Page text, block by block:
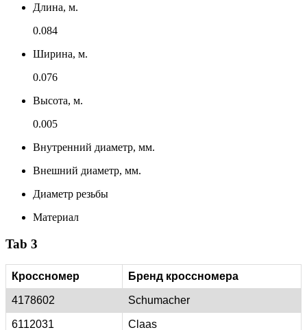
Длина, м.
0.084
Ширина, м.
0.076
Высота, м.
0.005
Внутренний диаметр, мм.
Внешний диаметр, мм.
Диаметр резьбы
Материал
Tab 3
Кроссномер Бренд кроссномера
4178602 Schumacher
6112031 Claas